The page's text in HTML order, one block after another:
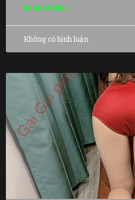
READ MORE »
Không có bình luận